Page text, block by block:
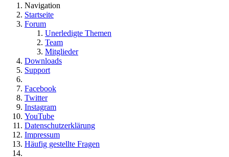
Navigation
Startseite
Forum
Unerledigte Themen
Team
Mitglieder
Downloads
Support
Facebook
Twitter
Instagram
YouTube
Datenschutzerklärung
Impressum
Häufig gestellte Fragen